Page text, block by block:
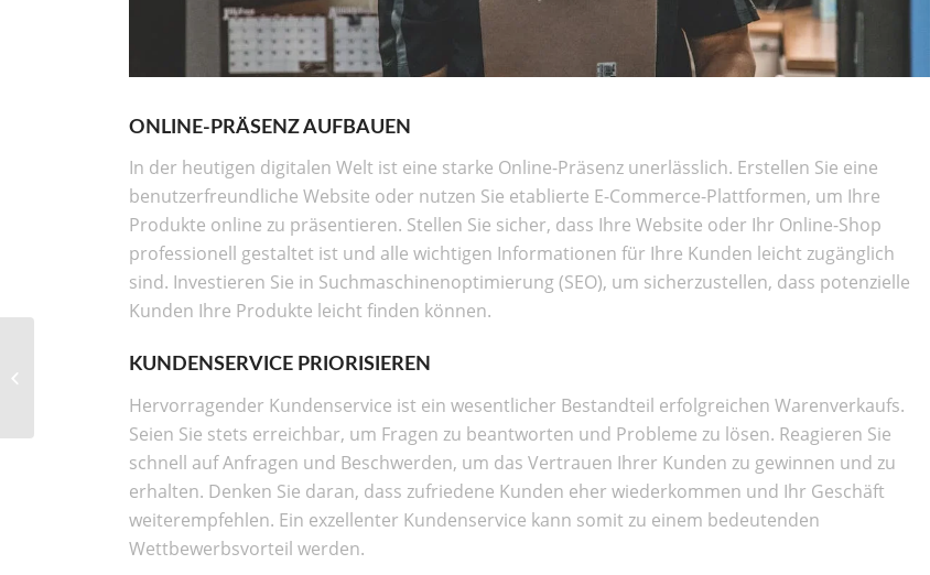
ONLINE-PRÄSENZ AUFBAUEN
In der heutigen digitalen Welt ist eine starke Online-Präsenz unerlässlich. Erstellen Sie eine
benutzerfreundliche Website oder nutzen Sie etablierte E-Commerce-Plattformen, um Ihre
Produkte online zu präsentieren. Stellen Sie sicher, dass Ihre Website oder Ihr Online-Shop
professionell gestaltet ist und alle wichtigen Informationen für Ihre Kunden leicht zugänglich
sind. Investieren Sie in Suchmaschinenoptimierung (SEO), um sicherzustellen, dass potenzielle
Kunden Ihre Produkte leicht finden können.
KUNDENSERVICE PRIORISIEREN
Hervorragender Kundenservice ist ein wesentlicher Bestandteil erfolgreichen Warenverkaufs.
Seien Sie stets erreichbar, um Fragen zu beantworten und Probleme zu lösen. Reagieren Sie
schnell auf Anfragen und Beschwerden, um das Vertrauen Ihrer Kunden zu gewinnen und zu
erhalten. Denken Sie daran, dass zufriedene Kunden eher wiederkommen und Ihr Geschäft
weiterempfehlen. Ein exzellenter Kundenservice kann somit zu einem bedeutenden
Wettbewerbsvorteil werden.
Erben und Vererben:
Ein umfassender
Leitfaden zum Erbrecht